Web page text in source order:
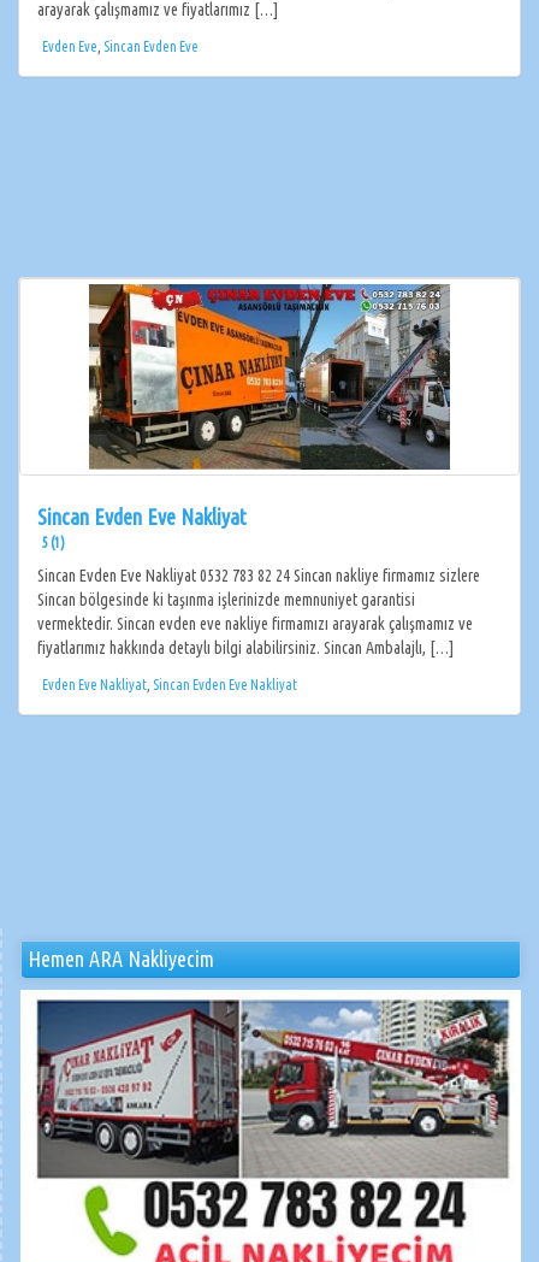
arayarak çalışmamız ve fiyatlarımız […]
Evden Eve Sincan Evden Eve
Sincan Evden Eve Nakliyat
5 (1)
Sincan Evden Eve Nakliyat 0532 783 82 24 Sincan nakliye firmamız sizlere
Sincan bölgesinde ki taşınma işlerinizde memnuniyet garantisi
vermektedir. Sincan evden eve nakliye firmamızı arayarak çalışmamız ve
fiyatlarımız hakkında detaylı bilgi alabilirsiniz. Sincan Ambalajlı, […]
Evden Eve Nakliyat Sincan Evden Eve Nakliyat
Hemen ARA Nakliyecim